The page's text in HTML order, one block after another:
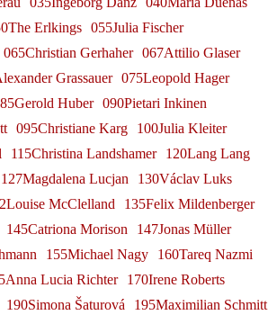
Erlkings 055Julia Fischer
065Christian Gerhaher 067Attilio Glaser
Grassauer 075Leopold Hager
Huber 090Pietari Inkinen
095Christiane Karg
100Julia Kleiter
115Christina Landshamer
120Lang Lang
127Magdalena Lucjan
130Václav Luks
McClelland
135Felix Mildenberger
145Catriona Morison
147Jonas Müller
155Michael Nagy
160Tareq Nazmi
Lucia Richter
170Irene Roberts
190Simona Šaturová
195Maximilian Schmitt